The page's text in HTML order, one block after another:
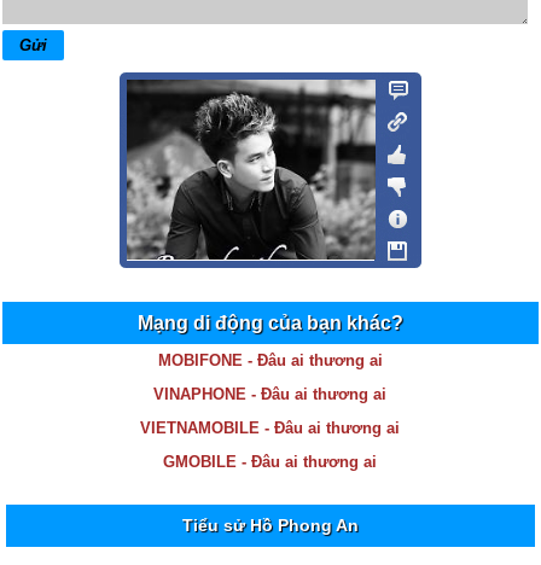
Mạng di động của bạn khác?
MOBIFONE - Đâu ai thương ai
VINAPHONE - Đâu ai thương ai
VIETNAMOBILE - Đâu ai thương ai
GMOBILE - Đâu ai thương ai
Tiểu sử Hồ Phong An